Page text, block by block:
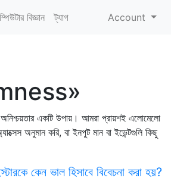
বিজ্ঞান ট্যাগ Account
একটি উপায়। আমরা প্রায়শই এলোমেলো
অনুমান করি, বা ইনপুট মান বা ইভেন্টগুলি কিছু
কেন ভাল হিসাবে বিবেচনা করা হয়?